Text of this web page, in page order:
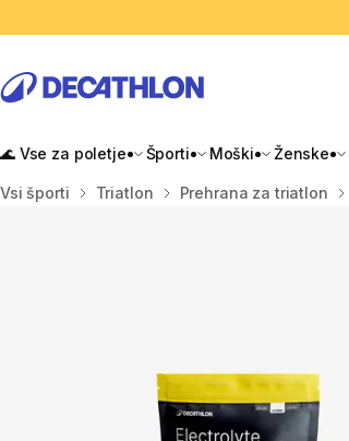
🌊 Vse za poletje Športi Moški Ženske
Domov
Vsi športi Triatlon Prehrana za triatlon